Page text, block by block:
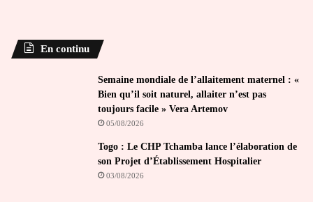
En continu
Semaine mondiale de l’allaitement maternel : «
Bien qu’il soit naturel, allaiter n’est pas
toujours facile » Vera Artemov
05/08/2026
Togo : Le CHP Tchamba lance l’élaboration de
son Projet d’Établissement Hospitalier
03/08/2026